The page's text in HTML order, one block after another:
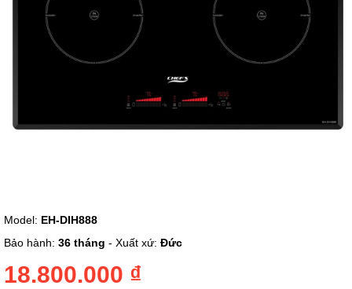
đến
phần
của
thư
Model: EH-DIH888
Bảo hành: 36 tháng - Xuất xứ: Đức
18.800.000 ₫